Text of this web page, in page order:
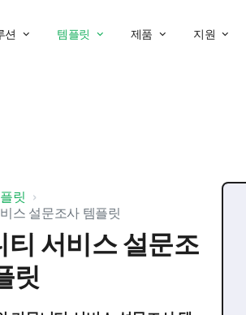
션 템플릿 제품 지원
릿
스 설문조사 템플릿
티 서비스 설문조
릿